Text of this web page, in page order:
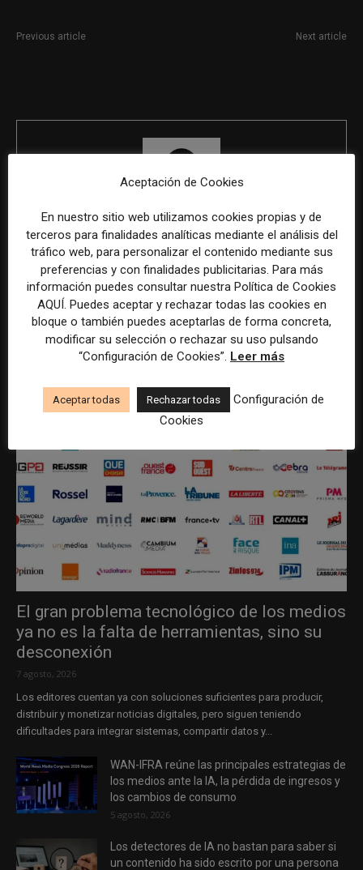
Previous article Next article
REDACCIÓN
ÚLTIMOS ARTÍCULOS
El gran problema tecnológico de los medios
ya no es la falta de herramientas, sino su
desconexión
7 agosto, 2026
Los editores cuentan ya con soluciones suficientes para producir,
distribuir y monetizar noticias digitales, pero siguen teniendo
dificultades para integrar sistemas, compartir datos y...
WAN-IFRA reúne las principales estrategias de
los medios ante la IA, la pérdida de ingresos y
los cambios de consumo
5 agosto, 2026
Los detectores de IA no bastan para saber si
un contenido ha sido escrito por una persona
Aceptación de Cookies
En nuestro sitio web utilizamos cookies propias y de
terceros para finalidades analíticas mediante el análisis del
tráfico web, para personalizar el contenido mediante sus
preferencias y con finalidades publicitarias. Para más
información puedes consultar nuestra Política de Cookies
AQUÍ. Puedes aceptar y rechazar todas las cookies en
bloque o también puedes aceptarlas de forma concreta,
modificar su selección o rechazar su uso pulsando
“Configuración de Cookies”. Leer más
Aceptar todas Rechazar todas
Configuración de
Cookies